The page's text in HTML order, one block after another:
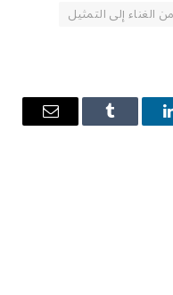
الغناء إلى التمثيل
لينكدإن Tumblr
البريد